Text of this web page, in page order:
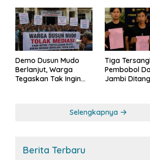
Demo Dusun Mudo
Berlanjut, Warga
Tegaskan Tak Ingin
Tiga
Pembobol
Jambi
Miliar
Selengkapnya
Berita Terbaru